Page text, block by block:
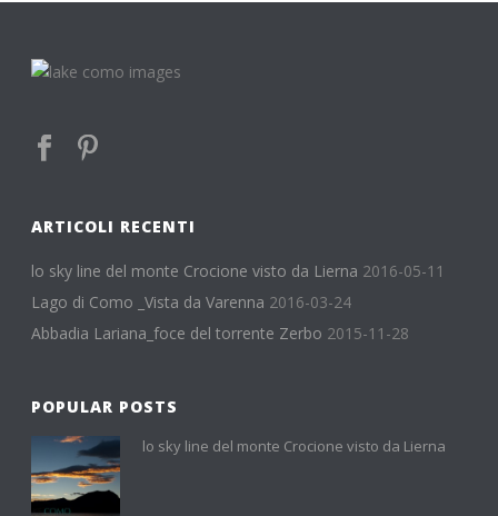
ARTICOLI RECENTI
lo sky line del monte Crocione visto da Lierna 2016-05-11
Lago di Como _Vista da Varenna 2016-03-24
Abbadia Lariana_foce del torrente Zerbo 2015-11-28
POPULAR POSTS
lo sky line del monte Crocione visto da Lierna